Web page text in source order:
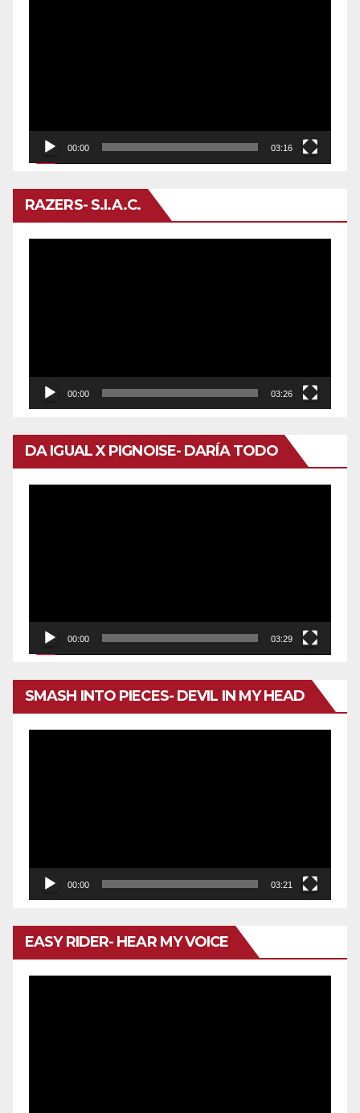
00:00 03:16
RAZERS- S.I.A.C.
00:00 03:26
DA IGUAL X PIGNOISE- DARÍA TODO
00:00 03:29
SMASH INTO PIECES- DEVIL IN MY HEAD
00:00 03:21
EASY RIDER- HEAR MY VOICE